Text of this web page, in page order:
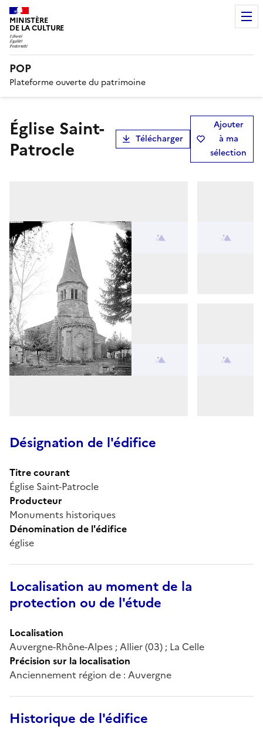
MINISTÈRE
DE LA CULTURE
POP
Plateforme ouverte du patrimoine
Église Saint-
Patrocle
Télécharger
Ajouter
à ma
sélection
Désignation de l'édifice
Titre courant
Église Saint-Patrocle
Producteur
Monuments historiques
Dénomination de l'édifice
église
Localisation au moment de la
protection ou de l'étude
Localisation
Auvergne-Rhône-Alpes ; Allier (03) ; La Celle
Précision sur la localisation
Anciennement région de : Auvergne
Historique de l'édifice